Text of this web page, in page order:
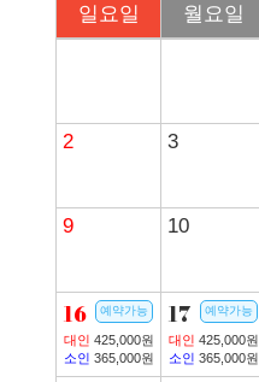
일요일 월요일
2 3
9 10
16 예약가능
대인 425,000원
소인 365,000원
17 예약가능
대인 425,000원
소인 365,000원